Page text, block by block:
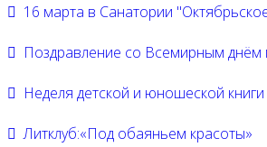
16 марта в Санатории
Поздравление со Всемирным днём
Неделя детской и юношеской книги
Литклуб:«Под обаяньем красоты»